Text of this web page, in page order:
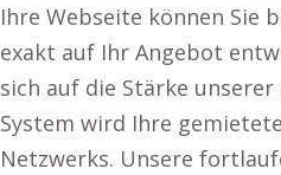
Ihre Webseite können Sie
exakt auf Ihr Angebot
sich auf die Stärke
System wird Ihre
Netzwerks. Unsere